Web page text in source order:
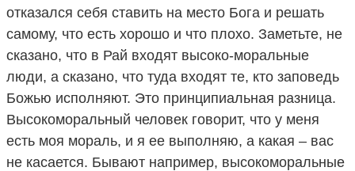
отказался себя ставить на место Бога и решать
самому, что есть хорошо и что плохо. Заметьте, не
сказано, что в Рай входят высоко-моральные
люди, а сказано, что туда входят те, кто заповедь
Божью исполняют. Это принципиальная разница.
Высокоморальный человек говорит, что у меня
есть моя мораль, и я ее выполняю, а какая – вас
не касается. Бывают например, высокоморальные